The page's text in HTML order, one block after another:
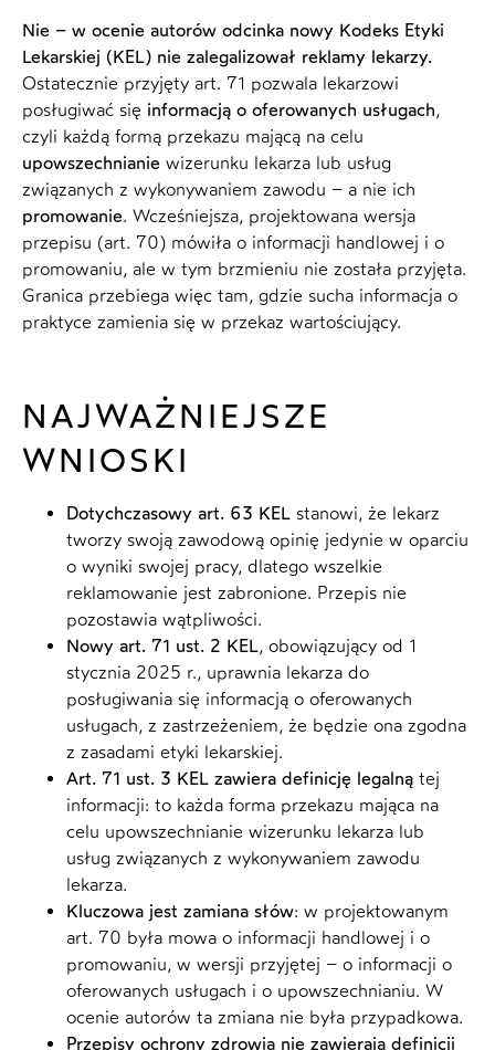
Nie – w ocenie autorów odcinka nowy Kodeks Etyki
Lekarskiej (KEL) nie zalegalizował reklamy lekarzy.
Ostatecznie przyjęty art. 71 pozwala lekarzowi
posługiwać się informacją o oferowanych usługach,
czyli każdą formą przekazu mającą na celu
upowszechnianie wizerunku lekarza lub usług
związanych z wykonywaniem zawodu – a nie ich
promowanie. Wcześniejsza, projektowana wersja
przepisu (art. 70) mówiła o informacji handlowej i o
promowaniu, ale w tym brzmieniu nie została przyjęta.
Granica przebiega więc tam, gdzie sucha informacja o
praktyce zamienia się w przekaz wartościujący.
NAJWAŻNIEJSZE
WNIOSKI
Dotychczasowy art. 63 KEL stanowi, że lekarz
tworzy swoją zawodową opinię jedynie w oparciu
o wyniki swojej pracy, dlatego wszelkie
reklamowanie jest zabronione. Przepis nie
pozostawia wątpliwości.
Nowy art. 71 ust. 2 KEL, obowiązujący od 1
stycznia 2025 r., uprawnia lekarza do
posługiwania się informacją o oferowanych
usługach, z zastrzeżeniem, że będzie ona zgodna
z zasadami etyki lekarskiej.
Art. 71 ust. 3 KEL zawiera definicję legalną tej
informacji: to każda forma przekazu mająca na
celu upowszechnianie wizerunku lekarza lub
usług związanych z wykonywaniem zawodu
lekarza.
Kluczowa jest zamiana słów: w projektowanym
art. 70 była mowa o informacji handlowej i o
promowaniu, w wersji przyjętej – o informacji o
oferowanych usługach i o upowszechnianiu. W
ocenie autorów ta zmiana nie była przypadkowa.
Przepisy ochrony zdrowia nie zawierają definicji